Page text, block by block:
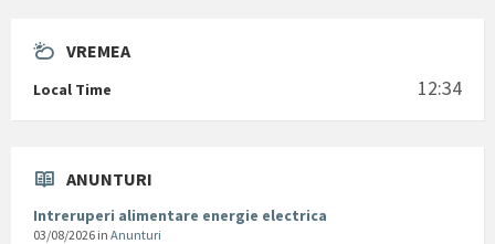
VREMEA
Local Time 12:34
ANUNTURI
Intreruperi alimentare energie electrica
03/08/2026 in Anunturi